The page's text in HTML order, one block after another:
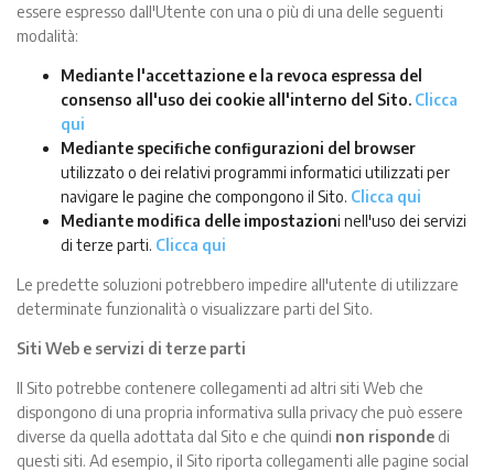
essere espresso dall'Utente con una o più di una delle seguenti
modalità:
Mediante l'accettazione e la revoca espressa del
consenso all'uso dei cookie all'interno del Sito. Clicca
qui
Mediante speciﬁche conﬁgurazioni del browser
utilizzato o dei relativi programmi informatici utilizzati per
navigare le pagine che compongono il Sito. Clicca qui
Mediante modiﬁca delle impostazioni nell'uso dei servizi
di terze parti. Clicca qui
Le predette soluzioni potrebbero impedire all'utente di utilizzare
determinate funzionalità o visualizzare parti del Sito.
Siti Web e servizi di terze parti
Il Sito potrebbe contenere collegamenti ad altri siti Web che
dispongono di una propria informativa sulla privacy che può essere
diverse da quella adottata dal Sito e che quindi non risponde di
questi siti. Ad esempio, il Sito riporta collegamenti alle pagine social